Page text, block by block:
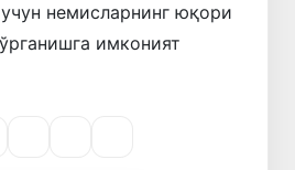
немисларнинг юқори
имконият